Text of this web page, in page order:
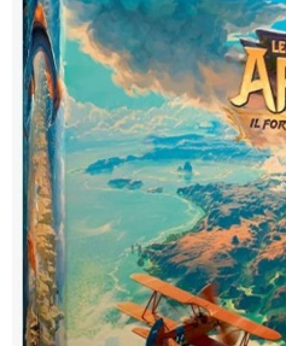
Editoria
Giochi di Carte Collezionabili
Miniature
Dadi
Accessori
Giocattoli e Gadget